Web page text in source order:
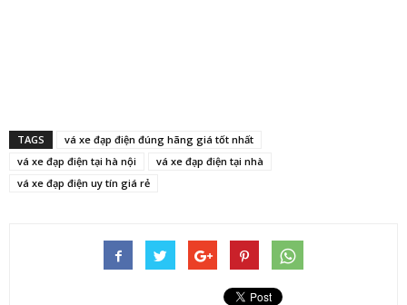
TAGS
vá xe đạp điện đúng hãng giá tốt nhất
vá xe đạp điện tại hà nội
vá xe đạp điện tại nhà
vá xe đạp điện uy tín giá rẻ